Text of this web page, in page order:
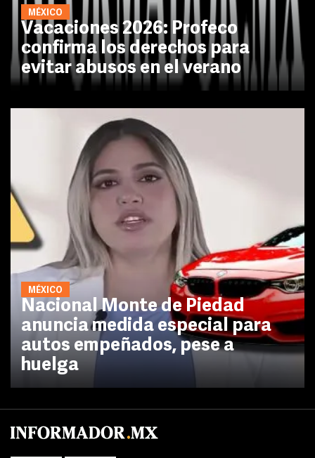
MÉXICO
Vacaciones 2026: Profeco
confirma los derechos para
evitar abusos en el verano
MÉXICO
Nacional Monte de Piedad
anuncia medida especial para
autos empeñados, pese a
huelga